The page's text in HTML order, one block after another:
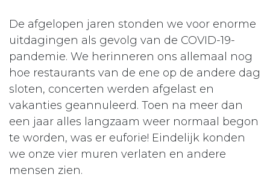
De afgelopen jaren stonden we voor enorme
uitdagingen als gevolg van de COVID-19-
pandemie. We herinneren ons allemaal nog
hoe restaurants van de ene op de andere dag
sloten, concerten werden afgelast en
vakanties geannuleerd. Toen na meer dan
een jaar alles langzaam weer normaal begon
te worden, was er euforie! Eindelijk konden
we onze vier muren verlaten en andere
mensen zien.